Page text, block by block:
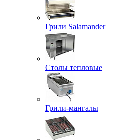
Грили Salamander
Столы тепловые
Грили-мангалы